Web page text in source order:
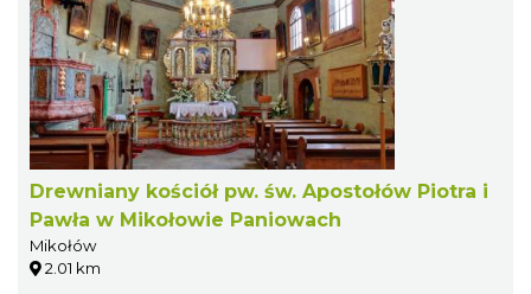
Drewniany kościół pw. św. Apostołów Piotra i
Pawła w Mikołowie Paniowach
Mikołów
2.01 km